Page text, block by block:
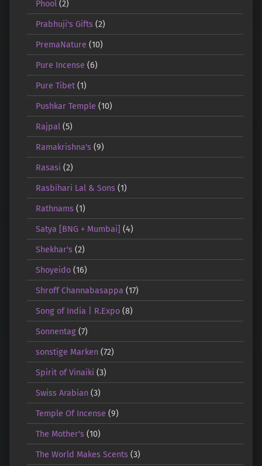
Phool(2)
Prabhuji's Gifts(2)
PremaNature (10)
Pure Incense (6)
Pure Tibet(1)
Pushkar Temple (10)
Rajpal(5)
Ramakrishna's(9)
Rasasi (2)
Rasbihari Lal & Sons(1)
Rathnams(1)
Satya [BNG + Mumbai] (4)
Shekhar's(2)
Shoyeido(16)
Shroff Channabasappa (17)
Song of India | R.Expo(8)
Sonnentag(7)
sonstige Marken(72)
Spirit of Vinaiki (3)
Swiss Arabian(3)
Temple Of Incense (9)
The Mother's(10)
The World Makes Scents(3)